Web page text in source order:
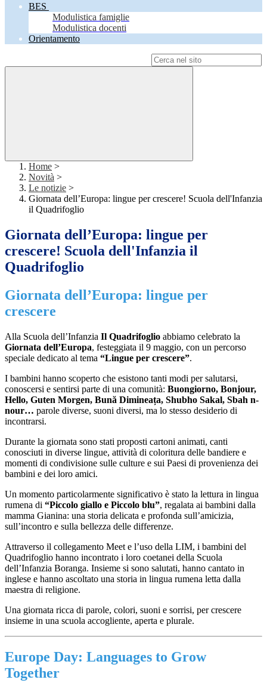
BES
Modulistica famiglie
Modulistica docenti
Orientamento
Home >
Novità >
Le notizie >
Giornata dell’Europa: lingue per crescere! Scuola dell'Infanzia
il Quadrifoglio
Giornata dell’Europa: lingue per
crescere! Scuola dell'Infanzia il
Quadrifoglio
Giornata dell’Europa: lingue per
crescere
Alla Scuola dell’Infanzia Il Quadrifoglio abbiamo celebrato la
Giornata dell’Europa, festeggiata il 9 maggio, con un percorso
speciale dedicato al tema “Lingue per crescere”.
I bambini hanno scoperto che esistono tanti modi per salutarsi,
conoscersi e sentirsi parte di una comunità: Buongiorno, Bonjour,
Hello, Guten Morgen, Bună Dimineața, Shubho Sakal, Sbah n-
nour… parole diverse, suoni diversi, ma lo stesso desiderio di
incontrarsi.
Durante la giornata sono stati proposti cartoni animati, canti
conosciuti in diverse lingue, attività di coloritura delle bandiere e
momenti di condivisione sulle culture e sui Paesi di provenienza dei
bambini e dei loro amici.
Un momento particolarmente significativo è stato la lettura in lingua
rumena di “Piccolo giallo e Piccolo blu”, regalata ai bambini dalla
mamma Gianina: una storia delicata e profonda sull’amicizia,
sull’incontro e sulla bellezza delle differenze.
Attraverso il collegamento Meet e l’uso della LIM, i bambini del
Quadrifoglio hanno incontrato i loro coetanei della Scuola
dell’Infanzia Boranga. Insieme si sono salutati, hanno cantato in
inglese e hanno ascoltato una storia in lingua rumena letta dalla
maestra di religione.
Una giornata ricca di parole, colori, suoni e sorrisi, per crescere
insieme in una scuola accogliente, aperta e plurale.
Europe Day: Languages to Grow
Together